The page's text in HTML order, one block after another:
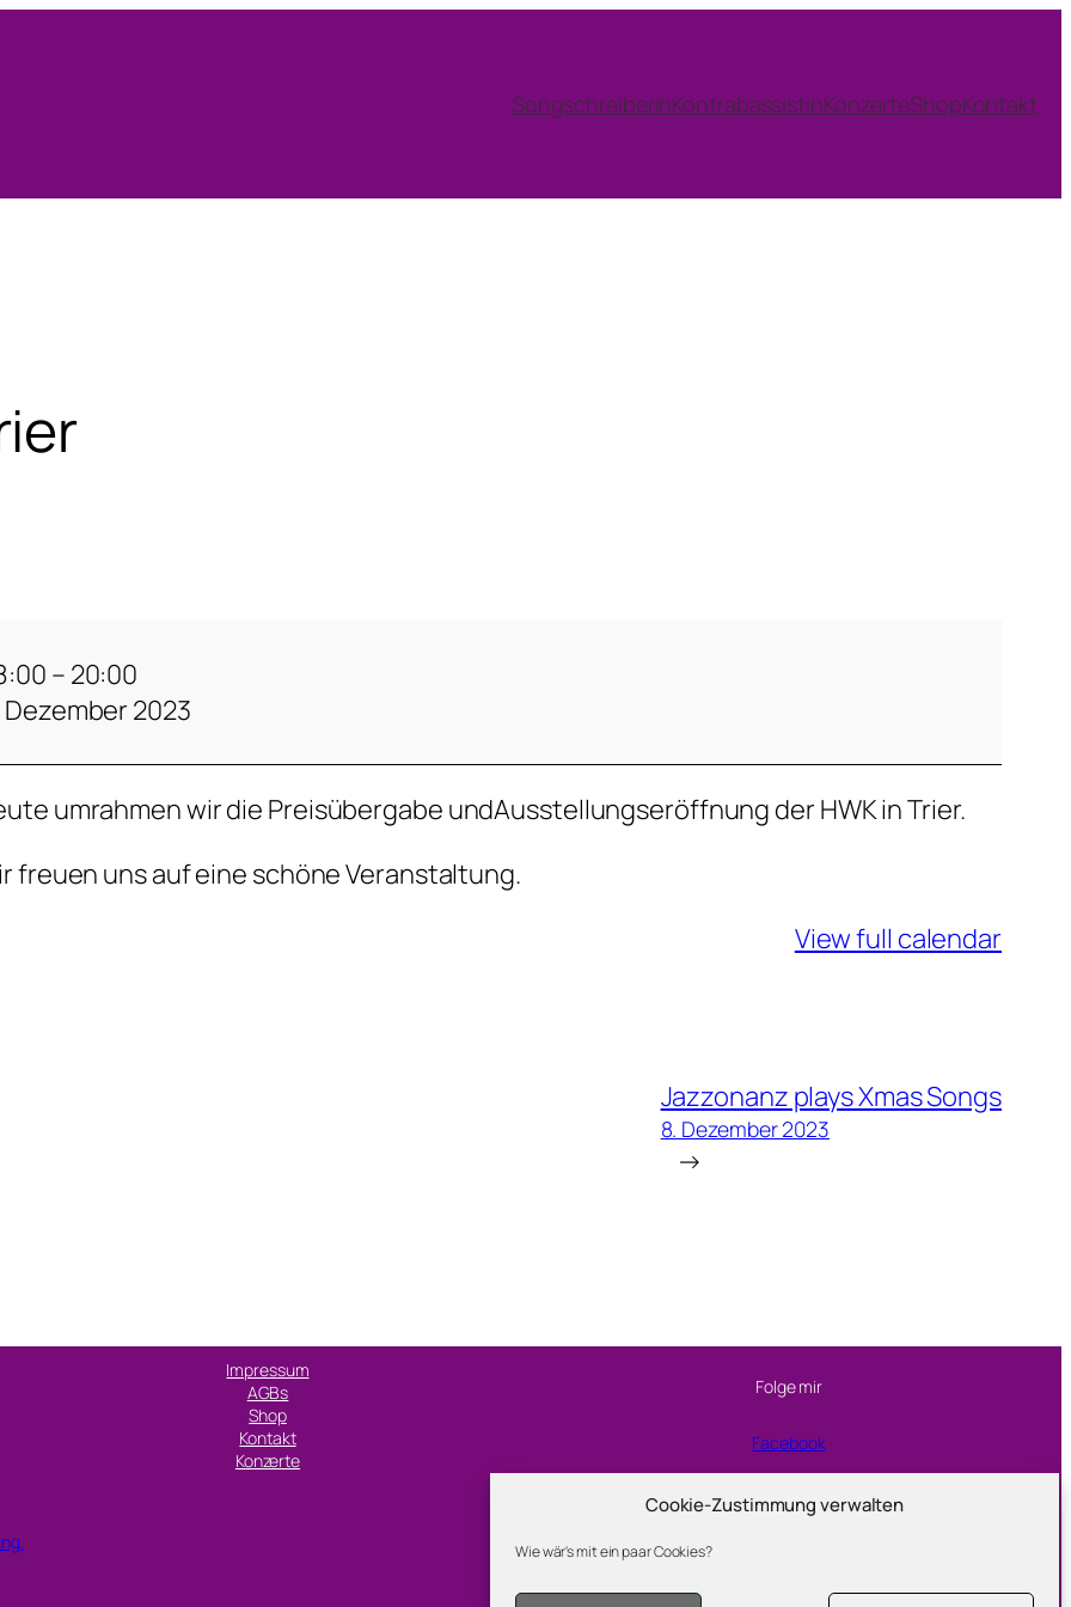
Cookie-Zustimmung verwalten
Wie wär's mit ein paar Cookies?
SongschreiberinKontrabassistinKonzerteShopKontakt
– 20:00
Dezember 2023
umrahmen wir die Preisübergabe undAusstellungseröffnung der HWK in Trier.
freuen uns auf eine schöne Veranstaltung.
View full calendar
Jazzonanz plays Xmas Songs
8. Dezember 2023
→
Impressum
AGBs
Shop
Kontakt
Konzerte
Folge mir
Facebook
Instagram